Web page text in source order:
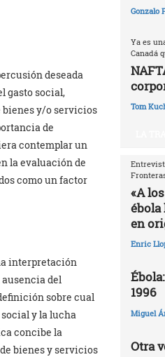
deseada
gasto social,
bienes y/o servicios
de
contemplar un
la evaluación de
como un factor
interpretación
del
sobre cual
y la lucha
concibe la
bienes y servicios
Gonzalo
Ya es
Canadá
Tom
«A
ébola
en
Enric
1996
Miguel
Otra